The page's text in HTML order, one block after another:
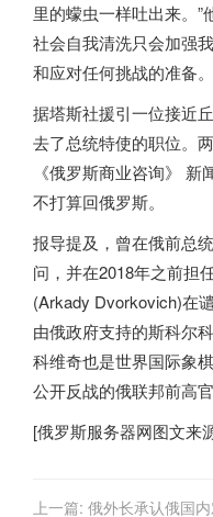
里的蠓虫一样吐出来。”
社会自我清洗只会加强
和应对任何挑战的准备
据塔斯社援引一位接近
去了总统特使的职位。
《俄罗斯商业咨询》 新
不打算回俄罗斯。
报导提及，曾在俄前总
问，并在2018年之前担
(Arkady Dvorkovich)在
由俄政府支持的斯科尔
科维奇也是世界国际象
公开反战的俄联邦前高官
[俄罗斯服务器网图文来
上一篇: 俄外长承认俄国